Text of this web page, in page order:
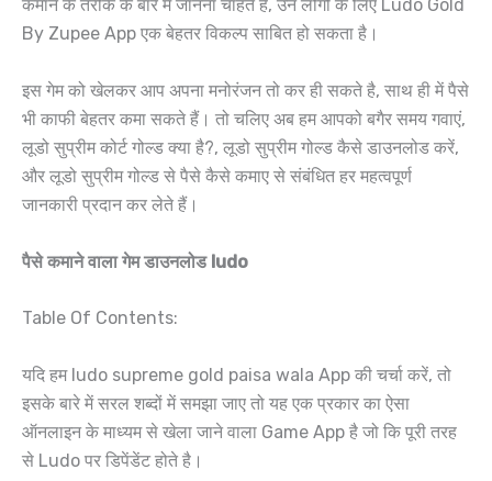
कमाने के तरीके के बारे में जानना चाहते हैं, उन लोगों के लिए Ludo Gold
By Zupee App एक बेहतर विकल्प साबित हो सकता है।
इस गेम को खेलकर आप अपना मनोरंजन तो कर ही सकते है, साथ ही में पैसे
भी काफी बेहतर कमा सकते हैं। तो चलिए अब हम आपको बगैर समय गवाएं,
लूडो सुप्रीम कोर्ट गोल्ड क्या है?, लूडो सुप्रीम गोल्ड कैसे डाउनलोड करें,
और लूडो सुप्रीम गोल्ड से पैसे कैसे कमाए से संबंधित हर महत्वपूर्ण
जानकारी प्रदान कर लेते हैं।
पैसे कमाने वाला गेम डाउनलोड ludo
Table Of Contents:
यदि हम ludo supreme gold paisa wala App की चर्चा करें, तो
इसके बारे में सरल शब्दों में समझा जाए तो यह एक प्रकार का ऐसा
ऑनलाइन के माध्यम से खेला जाने वाला Game App है जो कि पूरी तरह
से Ludo पर डिपेंडेंट होते है।